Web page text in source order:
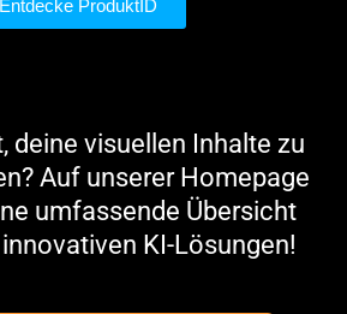
Entdecke ProduktID
deine visuellen Inhalte zu
Auf unserer Homepage
umfassende Übersicht
KI-Lösungen!